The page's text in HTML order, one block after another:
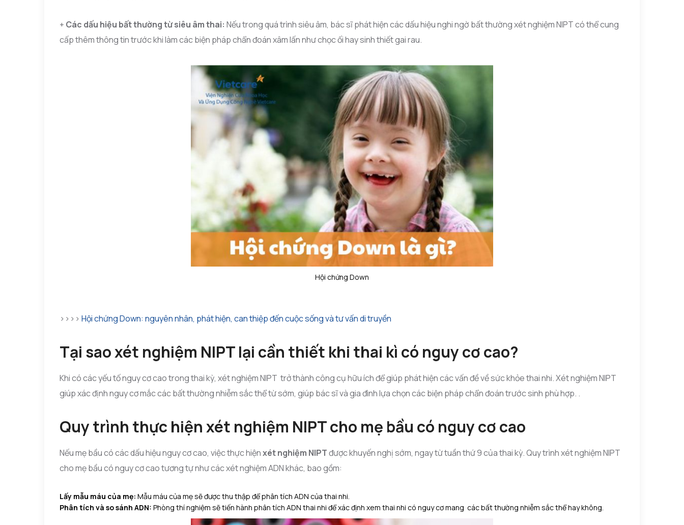
+ Các dấu hiệu bất thường từ siêu âm thai: Nếu trong quá trình siêu âm, bác sĩ phát hiện các dấu hiệu nghi ngờ bất thường xét nghiệm NIPT có thể cung
cấp thêm thông tin trước khi làm các biện pháp chẩn đoán xâm lấn như chọc ối hay sinh thiết gai rau.
Hội chứng Down
>>>> Hội chứng Down: nguyên nhân, phát hiện, can thiệp đến cuộc sống và tư vấn di truyền
Tại sao xét nghiệm NIPT lại cần thiết khi thai kì có nguy cơ cao?
Khi có các yếu tố nguy cơ cao trong thai kỳ, xét nghiệm NIPT trở thành công cụ hữu ích để giúp phát hiện các vấn đề về sức khỏe thai nhi. Xét nghiệm NIPT
giúp xác định nguy cơ mắc các bất thường nhiễm sắc thể từ sớm, giúp bác sĩ và gia đình lựa chọn các biện pháp chẩn đoán trước sinh phù hợp. .
Quy trình thực hiện xét nghiệm NIPT cho mẹ bầu có nguy cơ cao
Nếu mẹ bầu có các dấu hiệu nguy cơ cao, việc thực hiệnxét nghiệm NIPTđược khuyến nghị sớm, ngay từ tuần thứ 9 của thai kỳ. Quy trình xét nghiệm NIPT
cho mẹ bầu có nguy cơ cao tương tự như các xét nghiệm ADN khác, bao gồm:
Lấy mẫu máu của mẹ: Mẫu máu của mẹ sẽ được thu thập để phân tích ADN của thai nhi.
Phân tích và so sánh ADN: Phòng thí nghiệm sẽ tiến hành phân tích ADN thai nhi để xác định xem thai nhi có nguy cơ mang các bất thường nhiễm sắc thể hay không.